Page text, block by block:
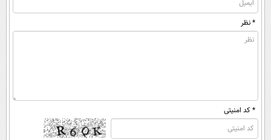
* نظر
* کد امنیتی